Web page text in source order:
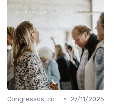
•
27/11/2025